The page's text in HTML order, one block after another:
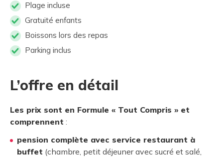
Plage incluse
Gratuité enfants
Boissons lors des repas
Parking inclus
L’offre en détail
Les prix sont en Formule « Tout Compris » et
comprennent :
pension complète avec service restaurant à
buffet (chambre, petit déjeuner avec sucré et salé,